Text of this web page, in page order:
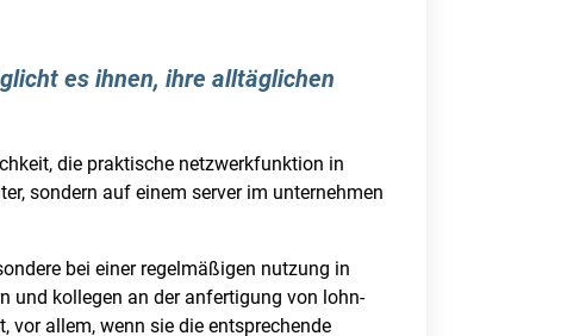
es ihnen, ihre alltäglichen
die praktische netzwerkfunktion in
sondern auf einem server im unternehmen
bei einer regelmäßigen nutzung in
und kollegen an der anfertigung von lohn-
allem, wenn sie die entsprechende